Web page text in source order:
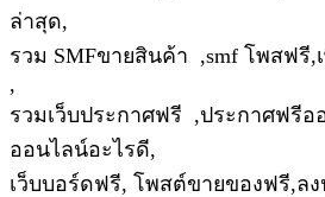
ล่าสุด,
รวม SMFขายสินค้า ,smf โพสฟรี,
,
รวมเว็บประกาศฟรี ,ประกาศฟรีอ
ออนไลน์อะไรดี,
เว็บบอร์ดฟรี, โพสต์ขายของฟรี,ล